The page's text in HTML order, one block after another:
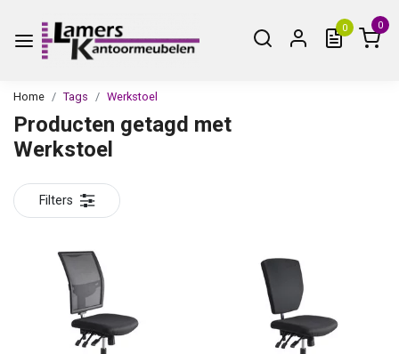
0 0
Home Tags Werkstoel
Producten getagd met
Werkstoel
Filters